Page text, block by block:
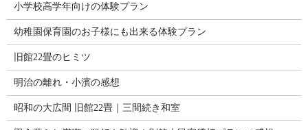
小学校高学年向けの体験プラン
幼稚園保育園のお子様にも出来る体験プラン
旧館22畳のヒミツ
明治の離れ・小濱の感想
昭和の大広間 旧館22畳｜三間続き和室